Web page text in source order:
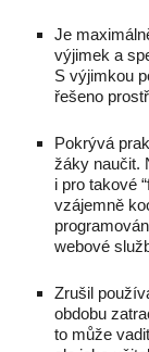
Je
výjimek a
S výjimkou
řešeno
Pokrývá
žáky naučit.
i pro takové
vzájemně
webové
Zrušil
obdobu
to může